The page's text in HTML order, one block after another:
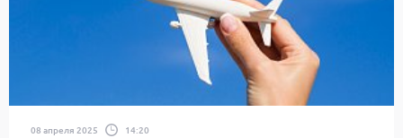
08 апреля 2025 14:20